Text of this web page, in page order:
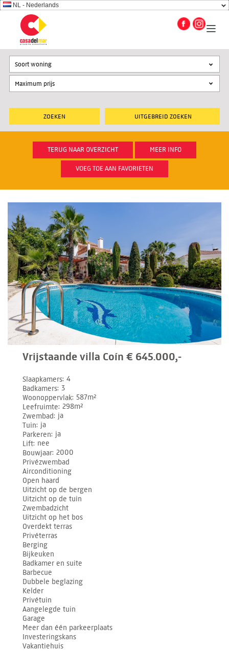
NL - Nederlands
UITGEBREID ZOEKEN
Soort woning
TERUG NAAR OVERZICHT MEER INFO
VOEG TOE AAN FAVORIETEN
Vrijstaande villa Coín € 645.000,-
Slaapkamers 4
Badkamers 3
Woonoppervlak 587m²
Leefruimte 298m²
Zwembad ja
Tuin ja
Parkeren ja
Lift nee
Bouwjaar 2000
Privézwembad
Airconditioning
Open haard
Uitzicht op de bergen
Uitzicht op de tuin
Zwembadzicht
Uitzicht op het bos
Overdekt terras
Privéterras
Berging
Bijkeuken
Badkamer en suite
Barbecue
Dubbele beglazing
Kelder
Privétuin
Aangelegde tuin
Garage
Meer dan één parkeerplaats
Investeringskans
Vakantiehuis